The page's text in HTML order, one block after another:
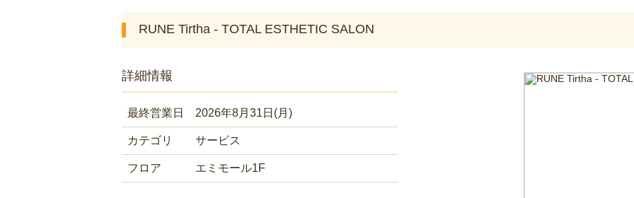
RUNE Tirtha - TOTAL ESTHETIC SALON
詳細情報
最終営業日 2026年8月31日(月)
カテゴリ サービス
フロア エミモール1F